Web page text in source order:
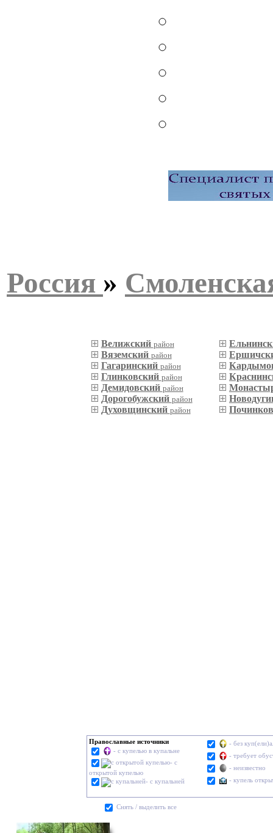
Россия »
Велижский район
Вяземский район
Гагаринский район
Глинковский район
Демидовский район
Дорогобужский район
Духовщинский район
Православные источники
- с купелью в купальне
- с
открытой купелью
- с купальней
- без
- требует
- неизвестно
- купель
Cнять / выделить все